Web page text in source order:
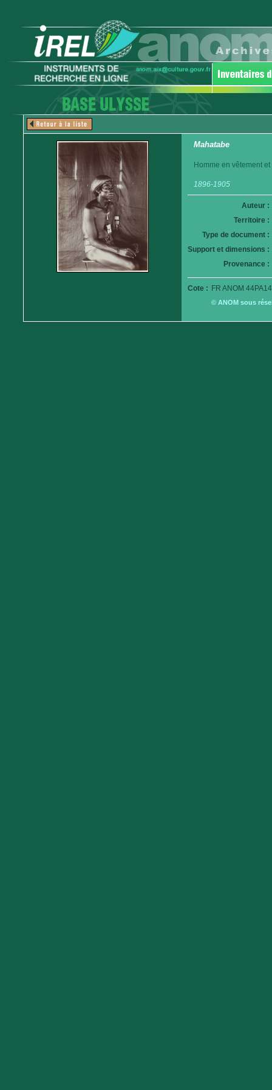
Mahatabe
Homme en vêtement
1896-1905
Auteur :
Territoire :
Type de document :
Support et dimensions :
Provenance :
Cote : FR ANOM
© ANOM sous